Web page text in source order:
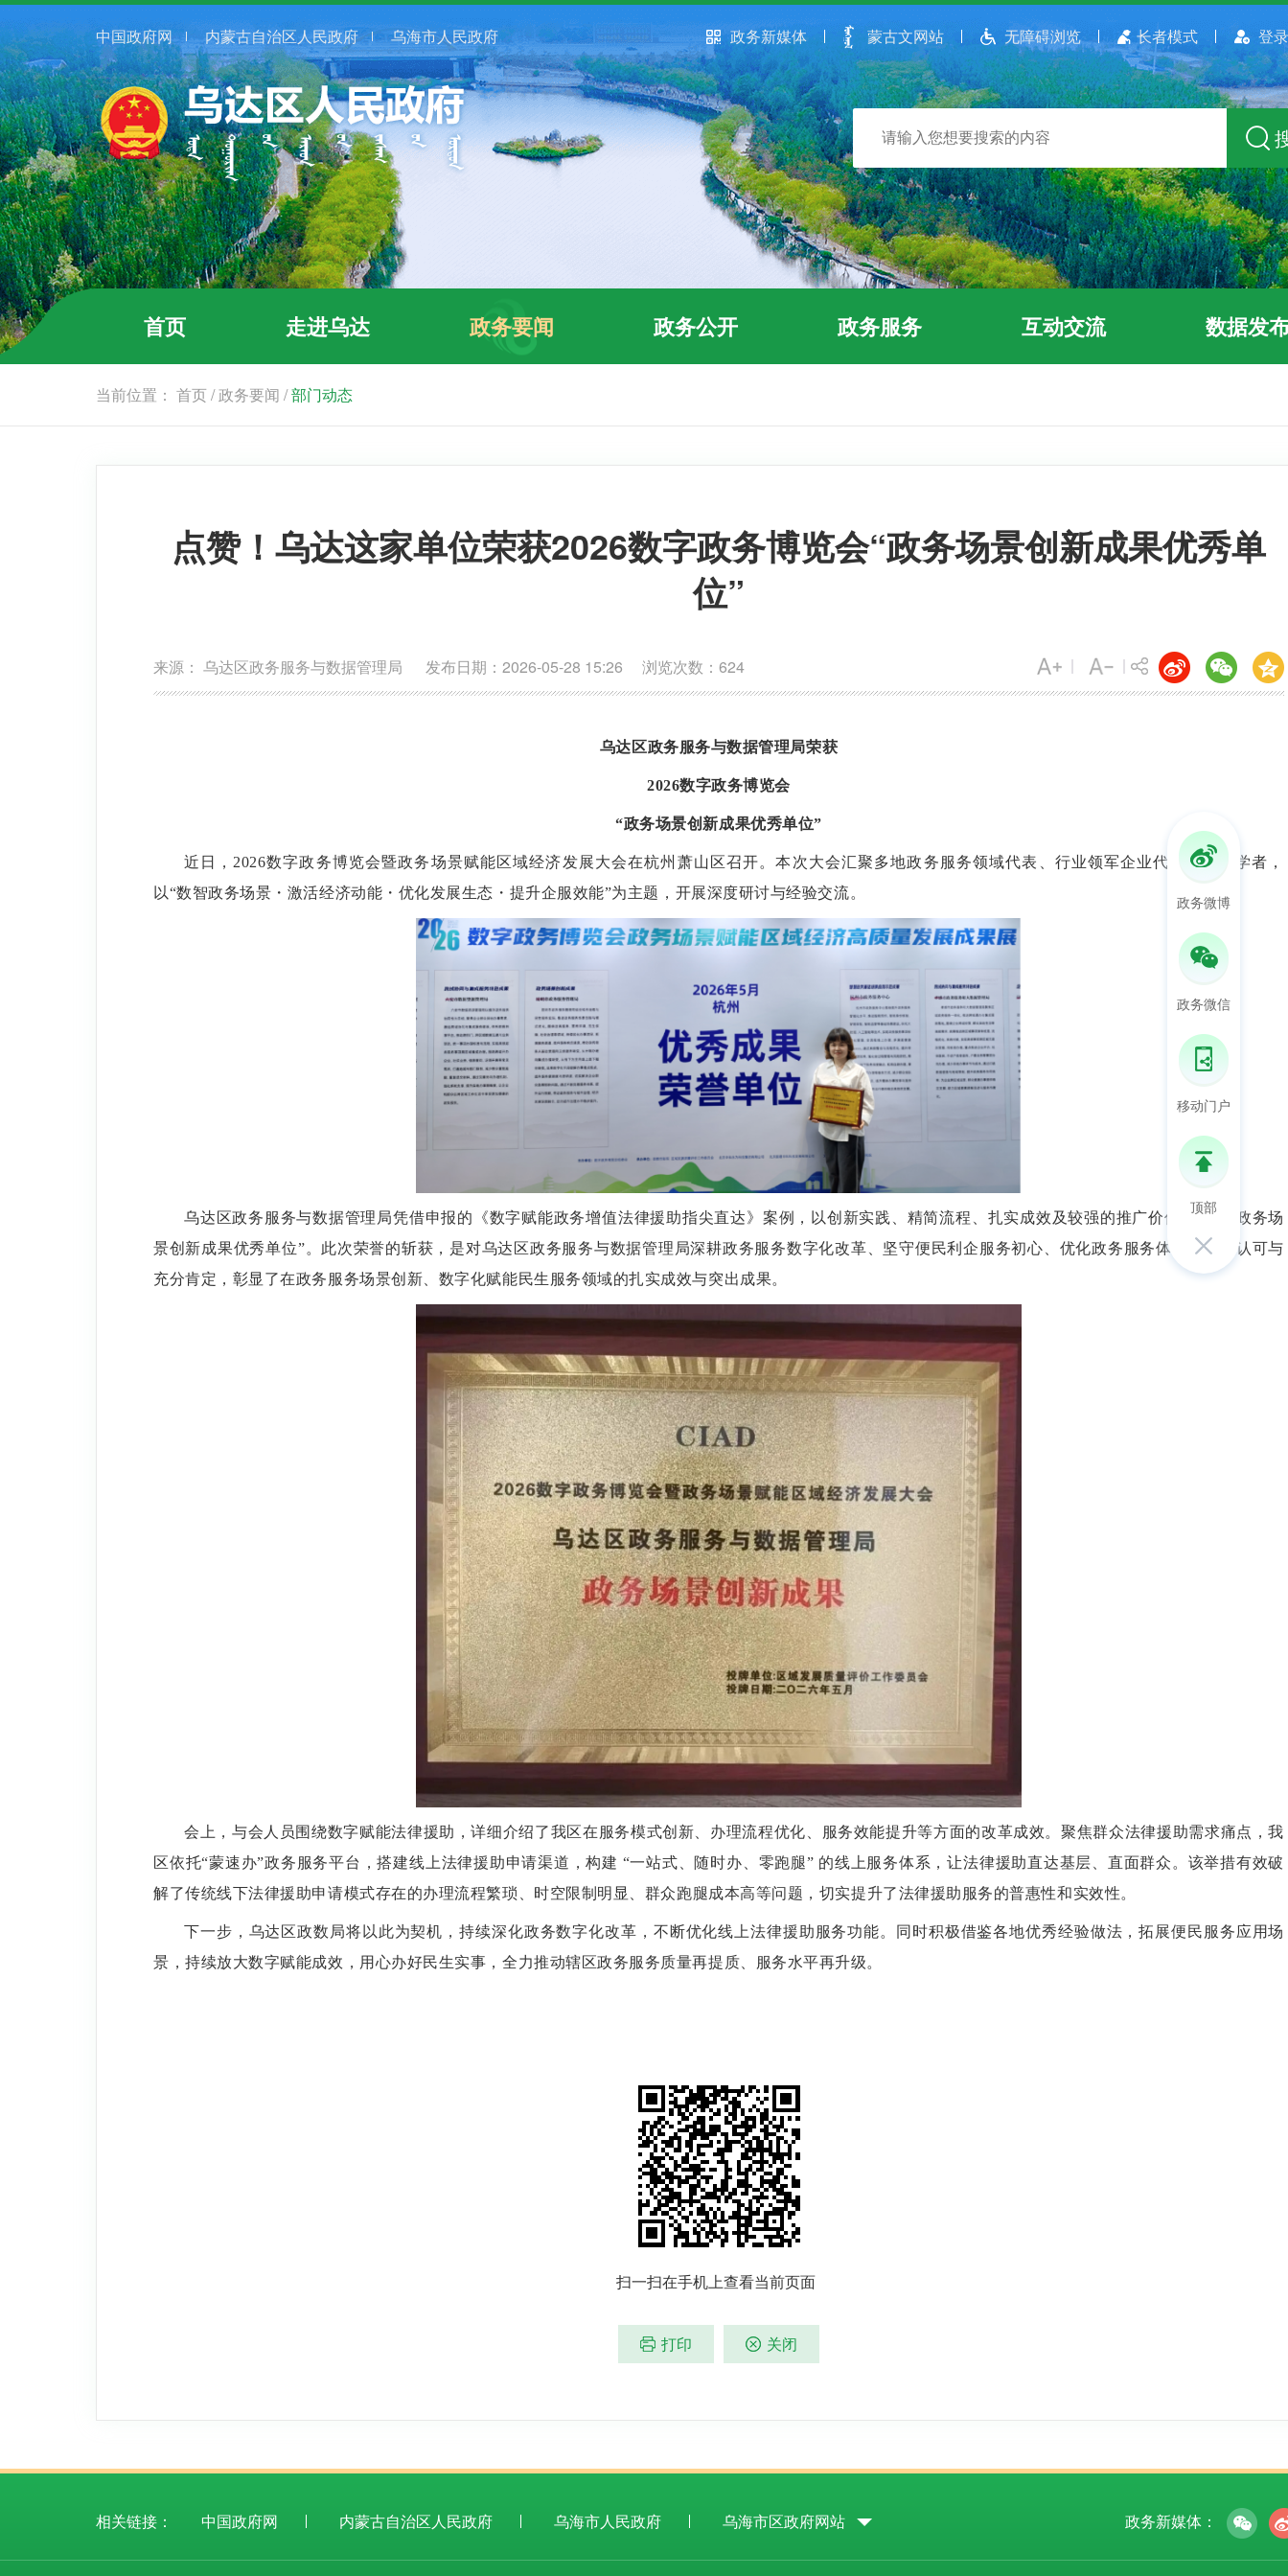
中国政府网 内蒙古自治区人民政府 乌海市人民政府 政务新媒体 蒙古文网站 无障碍浏览 长者模式 登
首页 走进乌达 政务要闻 政务公开 政务服务 互动交流 数据发
当前位置： 首页/政务要闻 /部门动态
点赞！乌达这家单位荣获2026数字政务博览会“政务场景创新成果优秀单
位”
来源： 乌达区政务服务与数据管理局 发布日期：2026-05-28 15:26 浏览次数： 624
乌达区政务服务与数据管理局荣获
2026数字政务博览会
“政务场景创新成果优秀单位”
近日， 2026数字政务博览会暨政务场景赋能区域经济发展大会在杭州萧山区召开。本次大会汇聚多地政务服务领域代表、行业领军企业代表、专家学者，
以“数智政务场景・激活经济动能・优化发展生态・提升企服效能”为主题，开展深度研讨与经验交流。
乌达区政务服务与数据管理局凭借申报的《数字赋能政务增值法律援助指尖直达》案例，以创新实践、精简流程、扎实成效及较强的推广价值，获评
政务场
景创新成果优秀单位”。此次荣誉的斩获，是对乌达区政务服务与数据管理局深耕政务服务数字化改革、坚守便民利企服务初心、优化政务服务体验的高度认可与
充分肯定，彰显了在政务服务场景创新、数字化赋能民生服务领域的扎实成效与突出成果。
会上，与会人员围绕数字赋能法律援助，详细介绍了我区在 服务模式创新、办理流程优化、服务效能提升等方面的改革成效。聚焦群众法律援助需求痛点，我
区依托“蒙速办”政务服务平台，搭建线上法律援助申请渠道，构建 “一站式、随时办、零跑腿” 的线上服务体系，让法律援助直达基层、直面群众 。 该举措有效破
解了传统线下法律援助申请模式存在的办理流程繁琐、时空限制明显、群众跑腿成本高等问题 ， 切实提升了法律援助服务的普惠性和实效性。
下一步，乌达区政数局将以此为契机，持续深化政务数字化改革，不断优化线上法律援助服务功能。同时积极借鉴各地优秀经验做法，拓展便民服务应用场
景，持续放大数字赋能成效，用心办好民生实事，全力推动辖区政务服务质量再提质、服务水平再升级。
扫一扫在手机上查看当前页面
打印 关闭
相关链接： 中国政府网 内蒙古自治区人民政府 乌海市人民政府 乌海市区政府网站 政务新媒体：
政务微博
政务微信
移动门户
顶部